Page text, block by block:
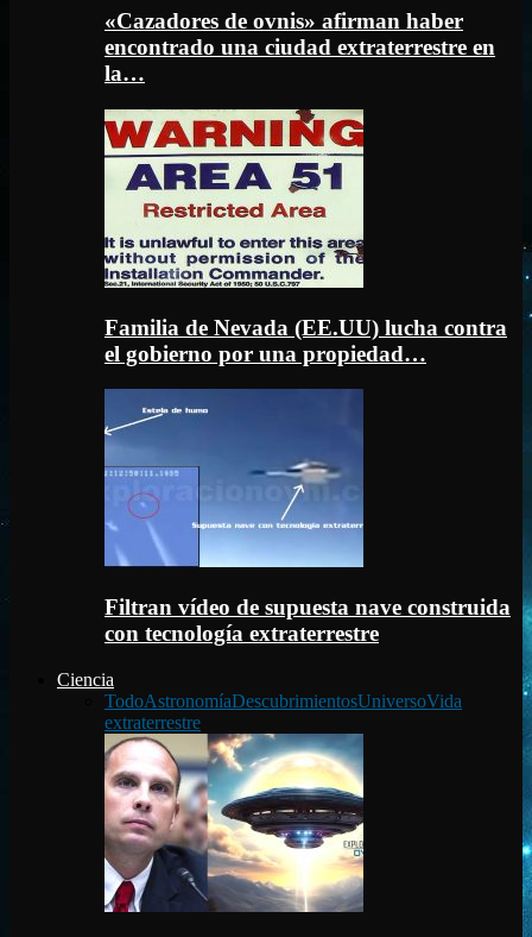
«Cazadores de ovnis» afirman haber
encontrado una ciudad extraterrestre en
la…
Familia de Nevada (EE.UU) lucha contra
el gobierno por una propiedad…
Filtran vídeo de supuesta nave construida
con tecnología extraterrestre
Ciencia
TodoAstronomíaDescubrimientosUniversoVida
extraterrestre